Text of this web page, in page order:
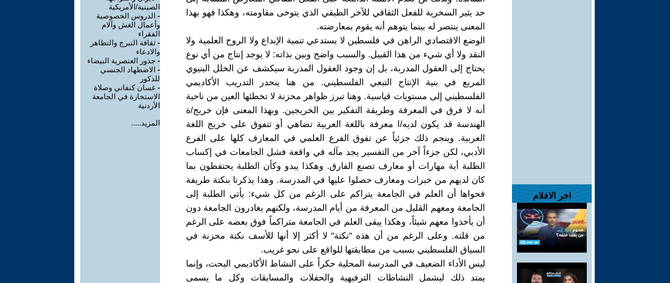
اخر الافلام
حد يثير السخرية للفعل الثقافي للآخر الطبقي الذي يتوخى مقاومته، وهكذا فهو بهذا
المعنى ينتصر له بينما يتوهم أنه يقوم بمعارضته.
الوضع الاقتصادي الراهن في فلسطين لا يستدعي تنمية الإبداع ولا الروح العلمية ولا
النقد ولا أي شيء من هذا القبيل. والسبب واضح وبين بذاته: لا يوجد إنتاج من أي نوع
يحتاج إلى العقول المدربة، بل إن وجود العقول المدربة سيكشف عن الخلل البنيوي
المريع في بنية الإنتاج التبعي الفلسطيني. من هنا ينحدر التدريب الأكاديمي
الفلسطيني إلى مستويات قياسية. وهنا تبرز ظواهر محزنة لا تخطئها العين من ناحية
أنه لا فرق في المعرفة وطريقة التفكير بين الخريجين. وبهذا المعنى فإن خريج/ة
الهندسة قد يكون لديه/ا معرفة باللغة العربية تضاهي أو تتفوق على خريج اللغة
العربية. وينجم ذلك جزئياً عن تفوق الفرع العلمي في المعارف كلها على الفرع
الأدبي، لكن جزءاً آخر من التفسير يجد مآله في واقعة فشل الجامعات في إكساب
الطلبة أية مهارات أو معارف تصنع الفارق. وهكذا يبدو وكأن الطلبة يحتفظون بما
كان لديهم من خبرات ومعارف حصلوا عليها في المدرسة. وهذا يذكرنا بنكتة طريفة
فحواها أن العلم في الجامعة يتراكم على الرغم من كل شيء: يأتي الطلبة إلى
الجامعة ومعهم القليل من المعرفة من أيام المدرسة، ولكنهم يغادرون الجامعة دون
أن يأخذوا معهم شيئاً، وهكذا ييقى العلم في الجامعة متراكماً فوق بعضه على الرغم
من قلته. وعلى الرغم من أن هذه "نكتة" لا أكثر إلا أنها للأسف نكتة محزنة في
السياق الفلسطيني بسبب من مطابقتها للواقع على نحو غريب.
ليس الأداء الضعيف في المدرسة المحلية حكراً على النشاط الأكاديمي البحت، وإنما
يمتد ذلك ليشمل النشاطات الترفيهية والحفلات والمسابقات وكل ما يسمى
الصينية/الأمريكية
- الدروس الخصوصية
وأعمال الغش وآلام
الفقراء
- ثقافة التبرج والتظاهر
والادعاء
- جذور العنصرية البيضاء
- الاضطهاد الجنسي
للذكور
- غسان كنفاني وصلاة
الاستخارة في الجامعة
الأردنية
المزيد.....